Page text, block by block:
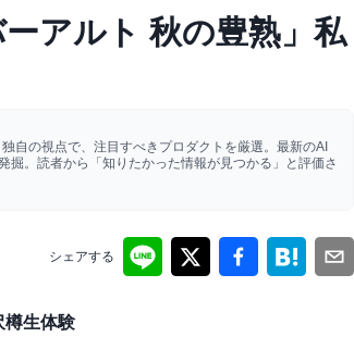
アルト 秋の豊熟」私
自の視点で、注目すべきプロダクトを厳選。最新のAI
。読者から「知りたかった情報が見つかる」と評価さ
シェアする
樽生体験